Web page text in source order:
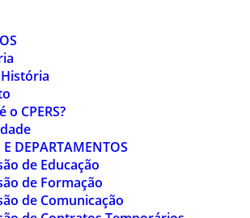
o CPERS?
E DEPARTAMENTOS
de Educação
de Formação
de Comunicação